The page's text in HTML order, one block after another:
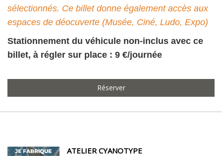
sélectionnés. Ce billet donne également accès aux
espaces de déocuverte (Musée, Ciné, Ludo, Expo)
Stationnement du véhicule non-inclus avec ce
billet, à régler sur place : 9 €/journée
Réserver
ATELIER CYANOTYPE